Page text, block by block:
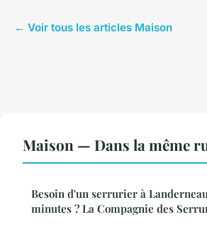
← Voir tous les articles Maison
Maison — Dans la même
Besoin d'un serrurier à
minutes ? La Compagnie des